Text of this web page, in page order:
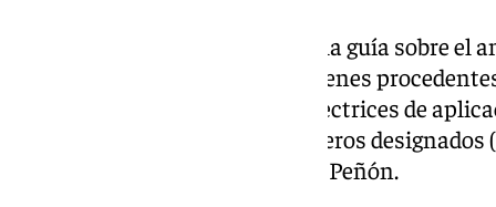
El segundo bloque lo conforma la guía sobre el
control aduanero de aquellos bienes
incluye de forma inédita las directrices de
españolas en los puntos aduaneros
oficial al inglés efectuada por el Peñón.